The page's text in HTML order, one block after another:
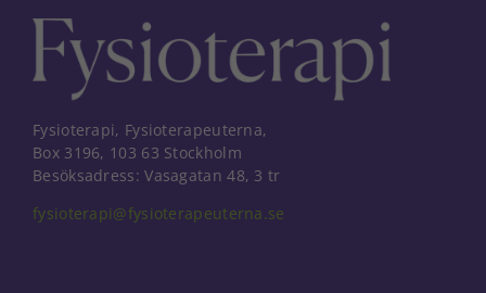
Fysioterapi, Fysioterapeuterna,
Box 3196, 103 63 Stockholm
Besöksadress: Vasagatan 48, 3 tr
fysioterapi@fysioterapeuterna.se